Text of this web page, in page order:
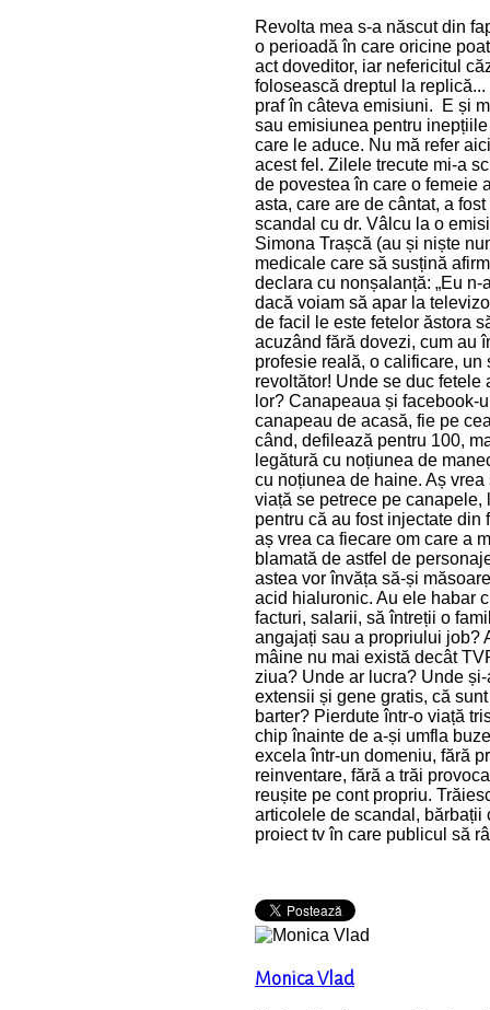
Revolta mea s-a născut din
o perioadă în care oricine
act doveditor, iar nefericitul
folosească dreptul la
praf în câteva emisiuni. E și
sau emisiunea pentru
care le aduce. Nu mă refer
acest fel. Zilele trecute mi-a
de povestea în care o femeie
asta, care are de cântat, a
scandal cu dr. Vâlcu la o
Simona Trașcă (au și niște
medicale care să susțină
declara cu nonșalanță: „Eu
dacă voiam să apar la
de facil le este fetelor ăstora
acuzând fără dovezi, cum au
profesie reală, o calificare,
revoltător! Unde se duc
lor? Canapeaua și facebook-
canapeau de acasă, fie pe
când, defilează pentru 100,
legătură cu noțiunea de
cu noțiunea de haine. Aș
viață se petrece pe
pentru că au fost injectate
aș vrea ca fiecare om care a
blamată de astfel de
astea vor învăța să-și
acid hialuronic. Au ele habar
facturi, salarii, să întreții o
angajați sau a propriului job?
mâine nu mai există decât
ziua? Unde ar lucra? Unde
extensii și gene gratis, că
barter? Pierdute într-o viață
chip înainte de a-și umfla
excela într-un domeniu, fără
reinventare, fără a trăi
reușite pe cont propriu.
articolele de scandal, bărbații
proiect tv în care publicul să
Monica Vlad